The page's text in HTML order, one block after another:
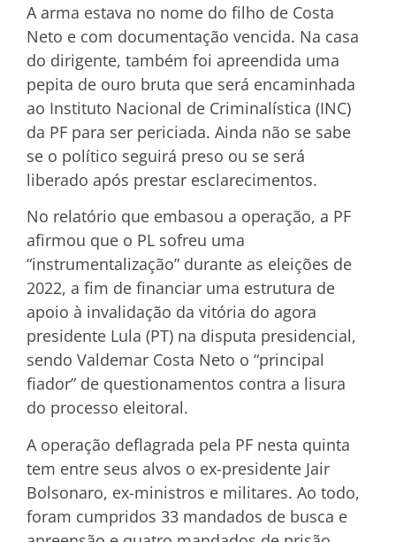
A arma estava no nome do filho de Costa
Neto e com documentação vencida. Na casa
do dirigente, também foi apreendida uma
pepita de ouro bruta que será encaminhada
ao Instituto Nacional de Criminalística (INC)
da PF para ser periciada. Ainda não se sabe
se o político seguirá preso ou se será
liberado após prestar esclarecimentos.
No relatório que embasou a operação, a PF
afirmou que o PL sofreu uma
“instrumentalização” durante as eleições de
2022, a fim de financiar uma estrutura de
apoio à invalidação da vitória do agora
presidente Lula (PT) na disputa presidencial,
sendo Valdemar Costa Neto o “principal
fiador” de questionamentos contra a lisura
do processo eleitoral.
A operação deflagrada pela PF nesta quinta
tem entre seus alvos o ex-presidente Jair
Bolsonaro, ex-ministros e militares. Ao todo,
foram cumpridos 33 mandados de busca e